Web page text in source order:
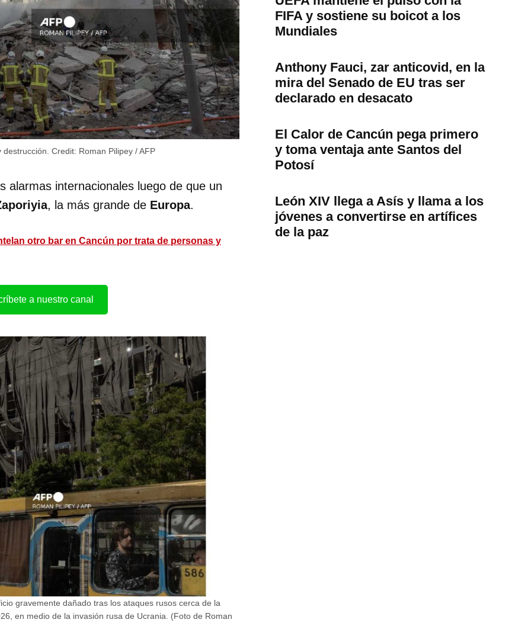
Credit: Roman Pilipey / AFP
alarmas internacionales luego de que un
, la más grande de Europa.
otro bar en Cancún por trata de personas y
a nuestro canal
gravemente dañado tras los ataques rusos cerca de la
en medio de la invasión rusa de Ucrania. (Foto de Roman
FIFA y sostiene su boicot a los
Mundiales
Anthony Fauci, zar anticovid, en la
mira del Senado de EU tras ser
declarado en desacato
El Calor de Cancún pega primero
y toma ventaja ante Santos del
Potosí
León XIV llega a Asís y llama a los
jóvenes a convertirse en artífices
de la paz